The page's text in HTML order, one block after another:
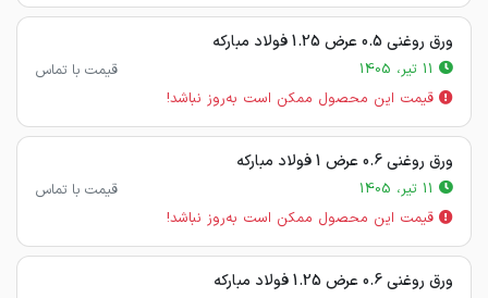
ورق روغنی 0.5 عرض 1.25 فولاد مبارکه
قیمت با تماس
قیمت این محصول ممکن است به‌روز نباشد!
ورق روغنی 0.6 عرض 1 فولاد مبارکه
قیمت با تماس
قیمت این محصول ممکن است به‌روز نباشد!
ورق روغنی 0.6 عرض 1.25 فولاد مبارکه